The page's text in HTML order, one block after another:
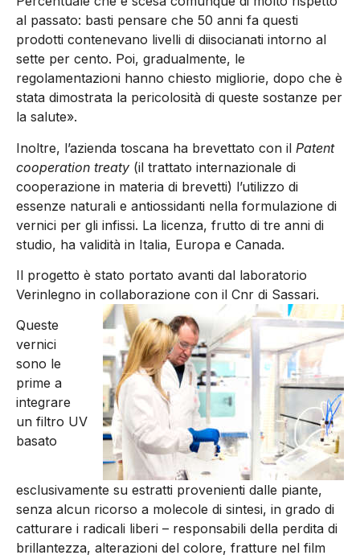
al passato: basti pensare che 50 anni fa questi
prodotti contenevano livelli di diisocianati intorno al
sette per cento. Poi, gradualmente, le
regolamentazioni hanno chiesto migliorie, dopo che è
stata dimostrata la pericolosità di queste sostanze per
la salute».
Inoltre, l’azienda toscana ha brevettato con il Patent
cooperation treaty (il trattato internazionale di
cooperazione in materia di brevetti) l’utilizzo di
essenze naturali e antiossidanti nella formulazione di
vernici per gli infissi. La licenza, frutto di tre anni di
studio, ha validità in Italia, Europa e Canada.
Il progetto è stato portato avanti dal laboratorio
Verinlegno in collaborazione con il Cnr di Sassari.
Queste
vernici
sono le
prime a
integrare
un filtro UV
basato
esclusivamente su estratti provenienti dalle piante,
senza alcun ricorso a molecole di sintesi, in grado di
catturare i radicali liberi – responsabili della perdita di
brillantezza, alterazioni del colore, fratture nel film